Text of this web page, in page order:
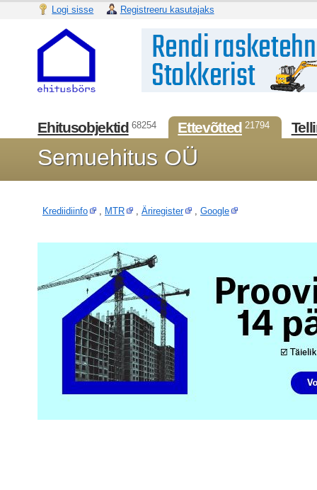
Logi sisse Registreeru kasutajaks
Ehitusobjektid 68254 Ettevõtted 21794
Semuehitus OÜ
Krediidiinfo , MTR , Äriregister , Google